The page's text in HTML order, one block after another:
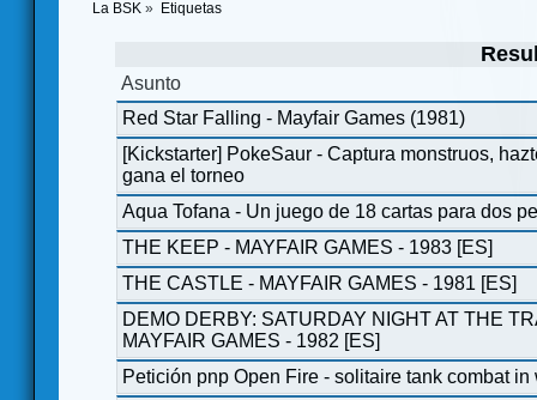
La BSK » Etiquetas
Asunto
Red Star Falling - Mayfair Games (1981)
[Kickstarter] PokeSaur - Captura monstruos,
gana el torneo
Aqua Tofana - Un juego de 18 cartas para dos
THE KEEP - MAYFAIR GAMES - 1983 [ES]
THE CASTLE - MAYFAIR GAMES - 1981 [ES]
DEMO DERBY: SATURDAY NIGHT AT THE
MAYFAIR GAMES - 1982 [ES]
Petición pnp Open Fire - solitaire tank combat in